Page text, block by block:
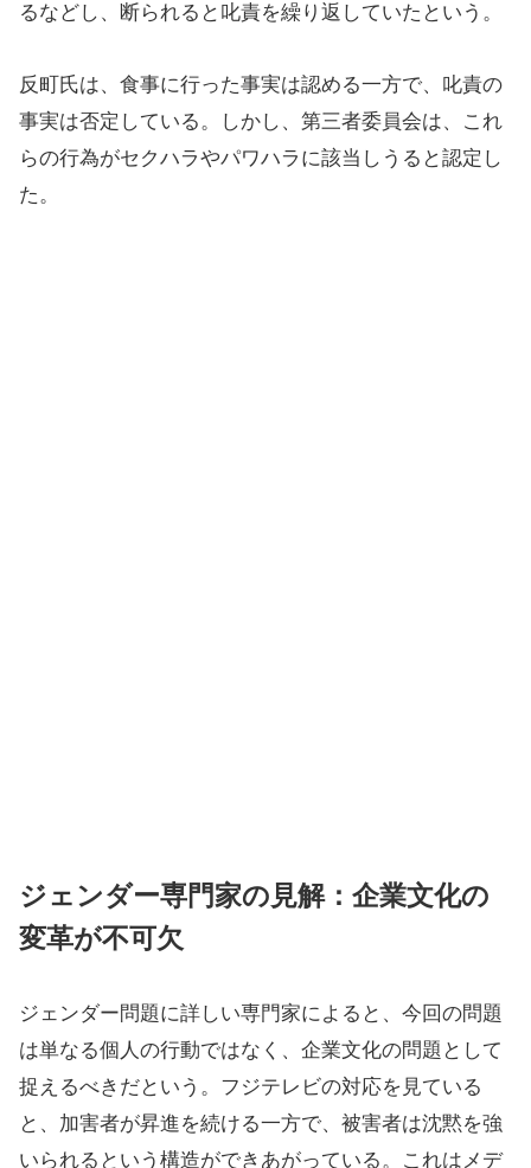
るなどし、断られると叱責を繰り返していたという。
反町氏は、食事に行った事実は認める一方で、叱責の
事実は否定している。しかし、第三者委員会は、これ
らの行為がセクハラやパワハラに該当しうると認定し
た。
ジェンダー専門家の見解：企業文化の
変革が不可欠
ジェンダー問題に詳しい専門家によると、今回の問題
は単なる個人の行動ではなく、企業文化の問題として
捉えるべきだという。フジテレビの対応を見ている
と、加害者が昇進を続ける一方で、被害者は沈黙を強
いられるという構造ができあがっている。これはメデ